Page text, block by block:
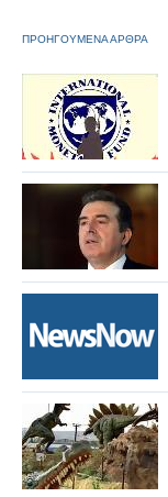
ΠΡΟΗΓΟΥΜΕΝΑ ΑΡΘΡΑ